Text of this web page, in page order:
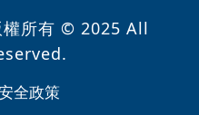
權所有 © 2025 All
全政策